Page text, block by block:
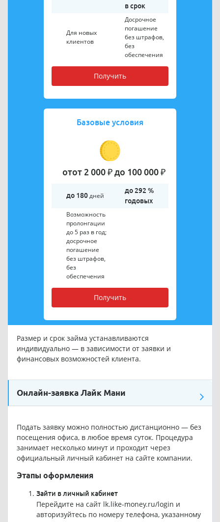
в срок
Для новых
клиентов
Досрочное
погашение
без штрафов,
без
обеспечения
Получить
Базовые условия
отот 2 000 ₽ до 100 000 ₽
до 180дней
до 292 %
годовых
Возможность
пролонгации
до 5 раз в год;
досрочное
погашение
без штрафов,
без
обеспечения
Получить
Размер и срок займа устанавливаются
индивидуально — в зависимости от заявки и
финансовых возможностей клиента.
Онлайн-заявка Лайк Мани
Подать заявку можно полностью дистанционно — без
посещения офиса, в любое время суток. Процедура
занимает несколько минут и проходит через
официальный личный кабинет на сайте компании.
Этапы оформления
Зайти в личный кабинет
Перейдите на сайт lk.like-money.ru/login и
авторизуйтесь по номеру телефона, указанному